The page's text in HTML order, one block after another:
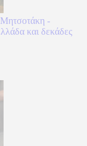
-
και δεκάδες